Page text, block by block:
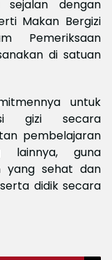
dengan
Makan Bergizi
Pemeriksaan
di satuan
untuk
gizi secara
pembelajaran
lainnya, guna
yang sehat dan
didik secara